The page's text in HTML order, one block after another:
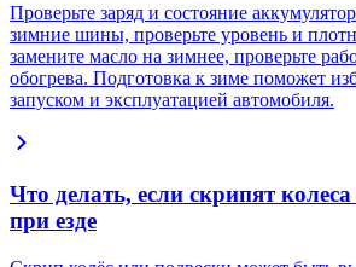
Проверьте заряд и состояние
зимние шины, проверьте уровень и
замените масло на зимнее, проверьте
обогрева. Подготовка к зиме поможет
запуском и эксплуатацией автомобиля.
Что делать, если скрипят
при езде